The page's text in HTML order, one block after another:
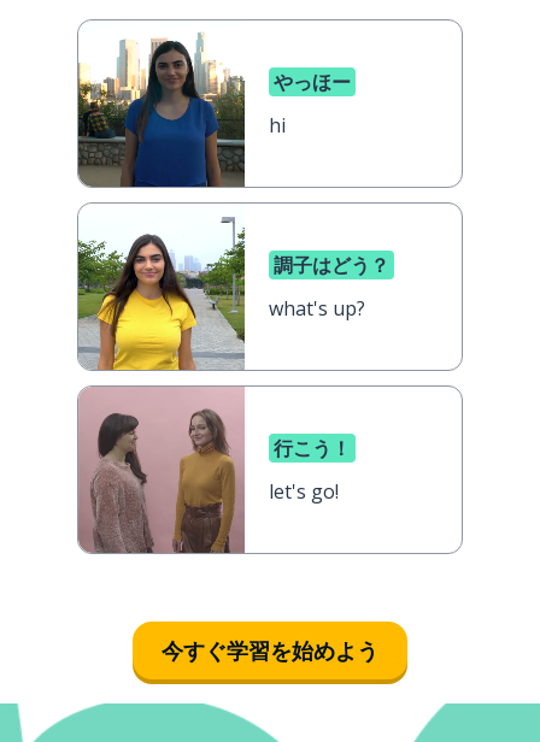
やっほー
hi
調子はどう？
what's up?
行こう！
let's go!
今すぐ学習を始めよう